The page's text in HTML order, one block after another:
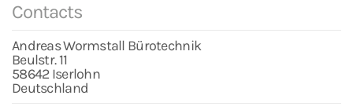
Contacts
Andreas Wormstall Bürotechnik
Beulstr. 11
58642 Iserlohn
Deutschland